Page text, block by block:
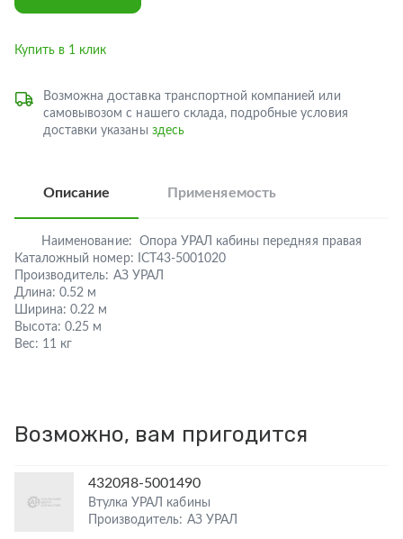
Купить в 1 клик
Возможна доставка транспортной компанией или
самовывозом с нашего склада, подробные условия
доставки указаны здесь
Описание Применяемость
Наименование:
Опора УРАЛ кабины передняя правая
Каталожный номер:
ICT43-5001020
Производитель: АЗ УРАЛ
Длина: 0.52 м
Ширина: 0.22 м
Высота: 0.25 м
Вес: 11 кг
Возможно, вам пригодится
4320Я8-5001490
Втулка УРАЛ кабины
Производитель: АЗ УРАЛ